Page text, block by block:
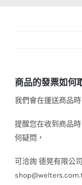
商品的發票如何
我們會在運送商品
提醒您在收到商品
何疑問，
可洽詢 德晃有限公